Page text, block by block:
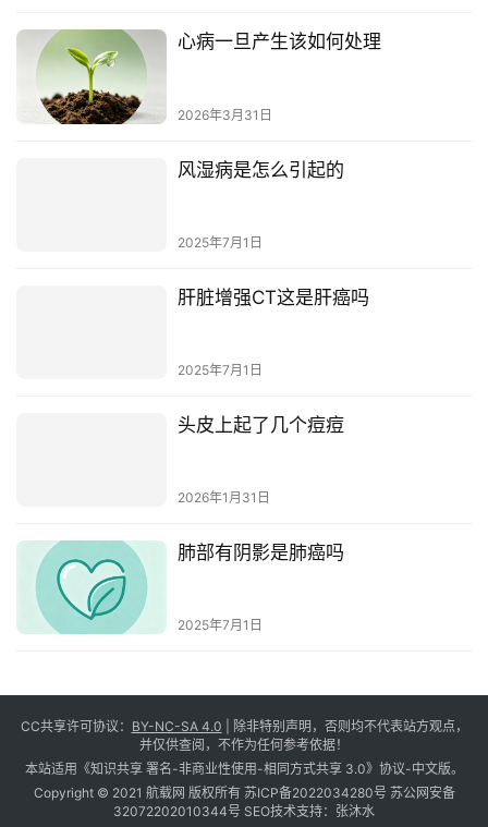
心病一旦产生该如何处理
2026年3月31日
风湿病是怎么引起的
2025年7月1日
肝脏增强CT这是肝癌吗
2025年7月1日
头皮上起了几个痘痘
2026年1月31日
肺部有阴影是肺癌吗
2025年7月1日
CC共享许可协议： BY-NC-SA 4.0 | 除非特别声明，否则均不代表站方观点，
并仅供查阅，不作为任何参考依据！
本站适用《知识共享 署名-非商业性使用-相同方式共享 3.0》协议-中文版。
Copyright © 2021 航载网 版权所有 苏ICP备2022034280号 苏公网安备
32072202010344号 SEO技术支持： 张沐水